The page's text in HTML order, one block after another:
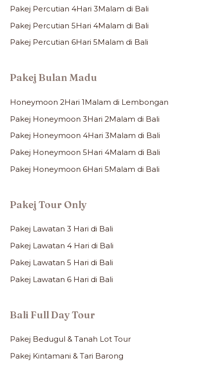
r
:
Pakej Percutian 4Hari 3Malam di Bali
Pakej Percutian 5Hari 4Malam di Bali
Pakej Percutian 6Hari 5Malam di Bali
Pakej Bulan Madu
Honeymoon 2Hari 1Malam di Lembongan
Pakej Honeymoon 3Hari 2Malam di Bali
Pakej Honeymoon 4Hari 3Malam di Bali
Pakej Honeymoon 5Hari 4Malam di Bali
Pakej Honeymoon 6Hari 5Malam di Bali
Pakej Tour Only
Pakej Lawatan 3 Hari di Bali
Pakej Lawatan 4 Hari di Bali
Pakej Lawatan 5 Hari di Bali
Pakej Lawatan 6 Hari di Bali
Bali Full Day Tour
Pakej Bedugul & Tanah Lot Tour
Pakej Kintamani & Tari Barong